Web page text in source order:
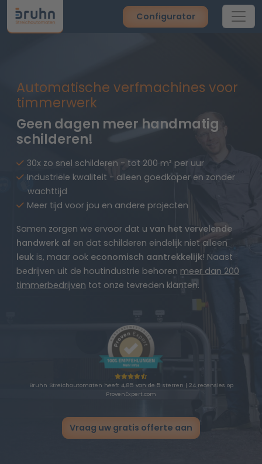
Configurator
Automatische verfmachines voor
timmerwerk
Geen dagen meer handmatig
schilderen!
30x zo snel schilderen - tot 200 m² per uur
Industriële kwaliteit - alleen goedkoper en zonder
wachttijd
Meer tijd voor jou en andere projecten
Samen zorgen we ervoor dat u van het vervelende
handwerk af en dat schilderen eindelijk niet alleen
leuk is, maar ook economisch aantrekkelijk! Naast
bedrijven uit de houtindustrie behoren meer dan 200
timmerbedrijven tot onze tevreden klanten.
Bruhn Streichautomaten heeft 4,85 van de 5 sterren | 24 recensies op
ProvenExpert.com
Vraag uw gratis offerte aan